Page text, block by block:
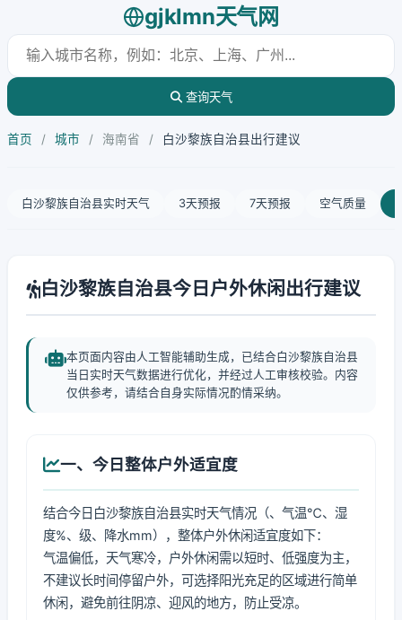
gjklmn天气网
查询天气
首页 / 城市 / 海南省 / 白沙黎族自治县出行建议
白沙黎族自治县实时天气 3天预报 7天预报 空气质量
白沙黎族自治县今日户外休闲出行建议
本页面内容由人工智能辅助生成，已结合白沙黎族自治县
当日实时天气数据进行优化，并经过人工审核校验。内容
仅供参考，请结合自身实际情况酌情采纳。
一、今日整体户外适宜度
结合今日白沙黎族自治县实时天气情况（、气温℃、湿
度%、级、降水mm），整体户外休闲适宜度如下：
气温偏低，天气寒冷，户外休闲需以短时、低强度为主，
不建议长时间停留户外，可选择阳光充足的区域进行简单
休闲，避免前往阴凉、迎风的地方，防止受凉。